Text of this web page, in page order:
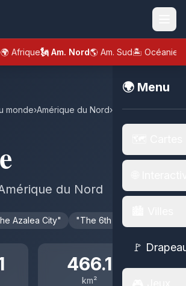
🌍 Afrique🗽 Am. Nord🌎 Am. Sud🏝️ Océanie
🌍 Menu
🚩
monde›Amérique du Nord› États-Unis›
du Nord
Azalea City" "The 6th City"
466.1
km²